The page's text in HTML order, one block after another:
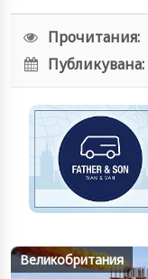
Прочитания:
Публикувана:
Великобритания